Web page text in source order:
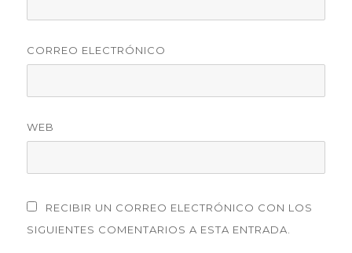
CORREO ELECTRÓNICO
WEB
RECIBIR UN CORREO ELECTRÓNICO CON LOS
SIGUIENTES COMENTARIOS A ESTA ENTRADA.